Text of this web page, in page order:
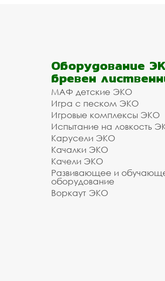
Оборудование
бревен
МАФ детские ЭКО
Игра с песком ЭКО
Игровые комплексы ЭКО
Испытание на ловкость
Карусели ЭКО
Качалки ЭКО
Качели ЭКО
Развивающее и
оборудование
Воркаут ЭКО